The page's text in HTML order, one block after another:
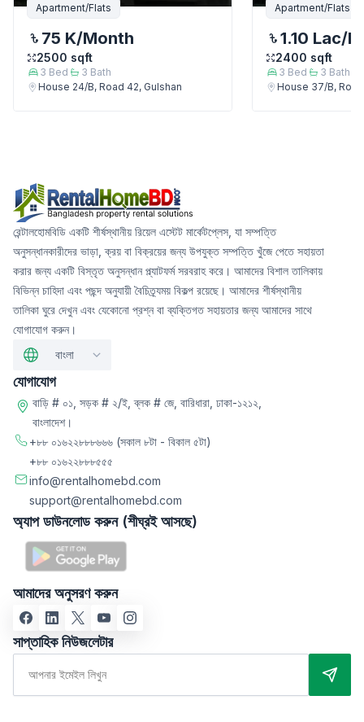
Apartment/Flats
75 K/Month
2500 sqft
3 Bed 3 Bath
House 24/B, Road 42, Gulshan
Apartment/Flats
1.10 Lac/
2400 sqft
3 Bed 3 Bath
House 37/B,
রেন্টালহোমবিডি একটি শীর্ষস্থানীয় রিয়েল এস্টেট মার্কেটপ্লেস, যা সম্পত্তি
অনুসন্ধানকারীদের ভাড়া, ক্রয় বা বিক্রয়ের জন্য উপযুক্ত সম্পত্তি খুঁজে পেতে সহায়তা
করার জন্য একটি বিস্তৃত অনুসন্ধান প্ল্যাটফর্ম সরবরাহ করে। আমাদের বিশাল তালিকায়
বিভিন্ন চাহিদা এবং পছন্দ অনুযায়ী বৈচিত্র্যময় বিকল্প রয়েছে। আমাদের শীর্ষস্থানীয়
তালিকা ঘুরে দেখুন এবং যেকোনো প্রশ্ন বা ব্যক্তিগত সহায়তার জন্য আমাদের সাথে
যোগাযোগ করুন।
বাংলা
যোগাযোগ
বাড়ি # ০১, সড়ক # ২/ই, ব্লক # জে, বারিধারা, ঢাকা-১২১২,
বাংলাদেশ।
+৮৮ ০১৬২২৮৮৮৬৬৬ (সকাল ৮টা - বিকাল ৫টা)
+৮৮ ০১৬২২৮৮৮৫৫৫
info@rentalhomebd.com
support@rentalhomebd.com
অ্যাপ ডাউনলোড করুন (শীঘ্রই আসছে)
আমাদের অনুসরণ করুন
সাপ্তাহিক নিউজলেটার